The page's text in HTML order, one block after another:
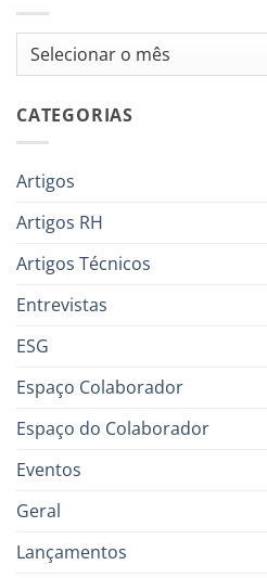
Arquivos
CATEGORIAS
Artigos
Artigos RH
Artigos Técnicos
Entrevistas
ESG
Espaço Colaborador
Espaço do Colaborador
Eventos
Geral
Lançamentos